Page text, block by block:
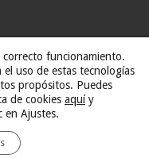
Creativo
Rosario
correcto funcionamiento.
uso de estas tecnologías
propósitos. Puedes
de cookies aquíy
en Ajustes.